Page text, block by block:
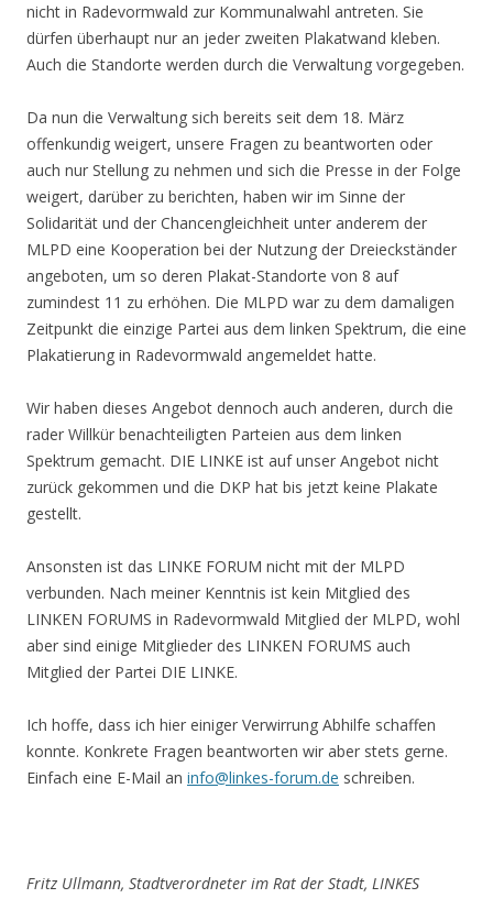
nicht in Radevormwald zur Kommunalwahl antreten. Sie
dürfen überhaupt nur an jeder zweiten Plakatwand kleben.
Auch die Standorte werden durch die Verwaltung vorgegeben.
Da nun die Verwaltung sich bereits seit dem 18. März
offenkundig weigert, unsere Fragen zu beantworten oder
auch nur Stellung zu nehmen und sich die Presse in der Folge
weigert, darüber zu berichten, haben wir im Sinne der
Solidarität und der Chancengleichheit unter anderem der
MLPD eine Kooperation bei der Nutzung der Dreieckständer
angeboten, um so deren Plakat-Standorte von 8 auf
zumindest 11 zu erhöhen. Die MLPD war zu dem damaligen
Zeitpunkt die einzige Partei aus dem linken Spektrum, die eine
Plakatierung in Radevormwald angemeldet hatte.
Wir haben dieses Angebot dennoch auch anderen, durch die
rader Willkür benachteiligten Parteien aus dem linken
Spektrum gemacht. DIE LINKE ist auf unser Angebot nicht
zurück gekommen und die DKP hat bis jetzt keine Plakate
gestellt.
Ansonsten ist das LINKE FORUM nicht mit der MLPD
verbunden. Nach meiner Kenntnis ist kein Mitglied des
LINKEN FORUMS in Radevormwald Mitglied der MLPD, wohl
aber sind einige Mitglieder des LINKEN FORUMS auch
Mitglied der Partei DIE LINKE.
Ich hoffe, dass ich hier einiger Verwirrung Abhilfe schaffen
konnte. Konkrete Fragen beantworten wir aber stets gerne.
Einfach eine E-Mail an info@linkes-forum.de schreiben.
Fritz Ullmann, Stadtverordneter im Rat der Stadt, LINKES